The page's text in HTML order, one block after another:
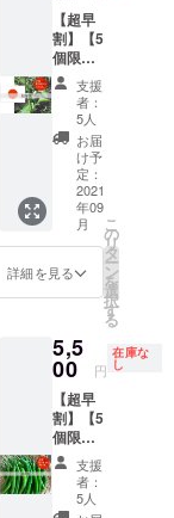
の素
※メ
ニュー
は変更
になる
可能性
があり
ます。
参加さ
れる方
へのご
確認事
項） ・
オンラ
イン教
室の時
講師と
一緒に
作る方
は、あ
らかじ
め指示
書にあ
る材料
を購入
し、必
想定
当
日観ら
れない
場合、
アーカ
イブで
後から
でも確
認可
能！
（アー
2ヶ月）
ｰ 想定
※メ
ニュー
は変更
になる
可能性
があり
ます。
・ビ
キー
レモン
ドロッ
プ、パ
シー
ヤ、チ
レポブ
ラー
ノ、ト
ティー
ヨ 栽
培候補
選択
最終的
及びど
の種類
を選択
いただ
くか等
の詳細
は、
メール
にて確
可。 プ
リック
チン
ダー：
トムヤ
ムクン
や炒め
ものな
ど ハバ
ネロ：
スープ
やソー
スなど
法） 冷
蔵保
いよう
に保存
袋や
ラップ
で密閉
し、野
菜室に
入れ
る。水
時期
は、生
育状況
によっ
て変動
しま
す。予
めご了
承くだ
さい。
調理方
法） 中
国大牛
角椒：
ど。生
食も
可。 プ
サジュ
エラ：
カレー
や酢漬
けな
ど。生
しを
チョイ
ス（写
真はイ
メージ
です）
ビ
キー
ニョ、
ハラ
ペー
ニョな
どを想
定。 ・
合計1kg
発送量/
時期
育状況
によっ
て変動
しま
す。予
めご了
【超早
割】【5
個限
定！と
うがら
し和製
1kgセッ
ト（辛
さレベ
ル：🌶🌶
）】 ・
十色の
畑で採
れたと
うがら
系のと
うがら
しを
チョイ
ス（写
真はイ
メージ
です）
島と
支援
者：
5人
お届
け予
定：
2021
年09
月
詳細を見る
こ
の
リ
タ
ー
ン
を
選
択
す
る
5,5
00 円
在庫な
し
【超早
割】【5
個限
定！と
うがら
し生食
1kgセッ
支援
者：
5人